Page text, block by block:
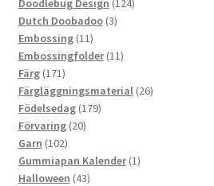
Dutch Doobadoo 33
Embossing 1111
produkter
Embossingfolder 1111
Färg 171171
produkter
Färgläggningsmaterial 2626
Födelsedag 179179
Förvaring 2020
Garn 102102
produkter
Gummiapan Kalender 11
Halloween 4343